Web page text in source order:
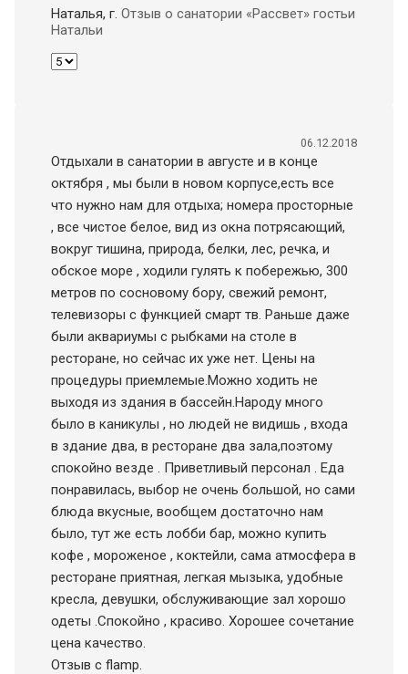
Наталья, г. Отзыв о санатории «Рассвет» гостьи
Натальи
06.12.2018
Отдыхали в санатории в августе и в конце
октября , мы были в новом корпусе,есть все
что нужно нам для отдыха; номера просторные
, все чистое белое, вид из окна потрясающий,
вокруг тишина, природа, белки, лес, речка, и
обское море , ходили гулять к побережью, 300
метров по сосновому бору, свежий ремонт,
телевизоры с функцией смарт тв. Раньше даже
были аквариумы с рыбками на столе в
ресторане, но сейчас их уже нет. Цены на
процедуры приемлемые.Можно ходить не
выходя из здания в бассейн.Народу много
было в каникулы , но людей не видишь , входа
в здание два, в ресторане два зала,поэтому
спокойно везде . Приветливый персонал . Еда
понравилась, выбор не очень большой, но сами
блюда вкусные, вообщем достаточно нам
было, тут же есть лобби бар, можно купить
кофе , мороженое , коктейли, сама атмосфера в
ресторане приятная, легкая мызыка, удобные
кресла, девушки, обслуживающие зал хорошо
одеты .Спокойно , красиво. Хорошее сочетание
цена качество.
Отзыв с flamp.